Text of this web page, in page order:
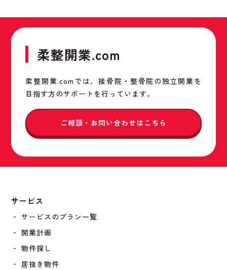
柔整開業.com
柔整開業.comでは、接骨院・整骨院の独立開業を
目指す方のサポートを行っています。
ご相談・お問い合わせはこちら
サービス
‐ サービスのプラン一覧
‐ 開業計画
‐ 物件探し
‐ 居抜き物件